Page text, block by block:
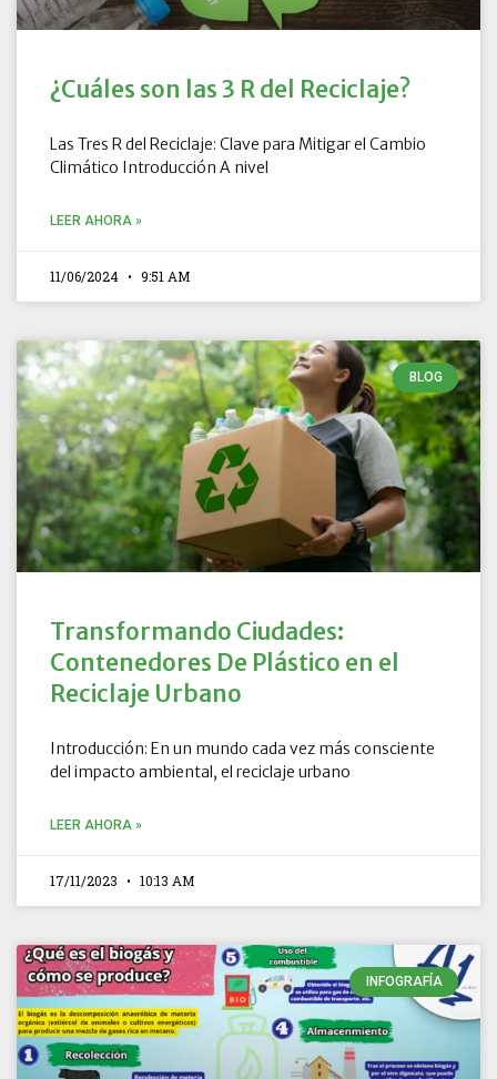
¿Cuáles son las 3 R del Reciclaje?
Las Tres R del Reciclaje: Clave para Mitigar el Cambio
Climático Introducción A nivel
LEER AHORA »
11/06/2024 9:51 AM
BLOG
Transformando Ciudades:
Contenedores De Plástico en el
Reciclaje Urbano
Introducción: En un mundo cada vez más consciente
del impacto ambiental, el reciclaje urbano
LEER AHORA »
17/11/2023 10:13 AM
INFOGRAFÍA